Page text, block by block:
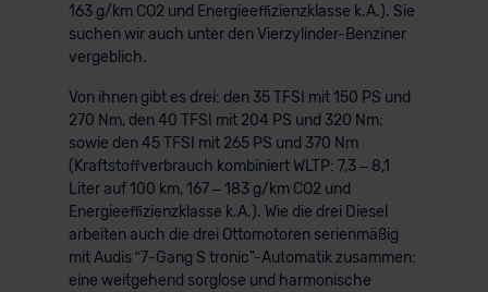
163 g/km CO2 und Energieeffizienzklasse k.A.). Sie
suchen wir auch unter den Vierzylinder-Benziner
vergeblich.
Von ihnen gibt es drei: den 35 TFSI mit 150 PS und
270 Nm, den 40 TFSI mit 204 PS und 320 Nm;
sowie den 45 TFSI mit 265 PS und 370 Nm
(Kraftstoffverbrauch kombiniert WLTP: 7,3 – 8,1
Liter auf 100 km, 167 – 183 g/km CO2 und
Energieeffizienzklasse k.A.). Wie die drei Diesel
arbeiten auch die drei Ottomotoren serienmäßig
mit Audis ʺ7-Gang S tronic"-Automatik zusammen:
eine weitgehend sorglose und harmonische